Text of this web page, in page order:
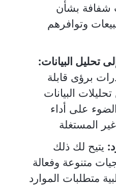
شفافة بشأن
وتوافرهم
تحليل البيانات:
برؤى قابلة
البيانات
على أداء
المستغلة
يتيح لك ذلك
متنوعة وفعالة
متطلبات الموارد